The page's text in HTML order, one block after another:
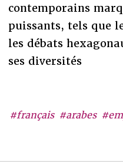
#français #arabes
contemporains
puissants, tels que
les débats
ses diversités